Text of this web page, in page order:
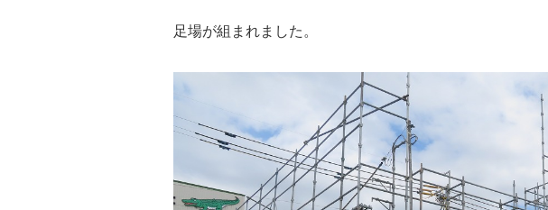
足場が組まれました。